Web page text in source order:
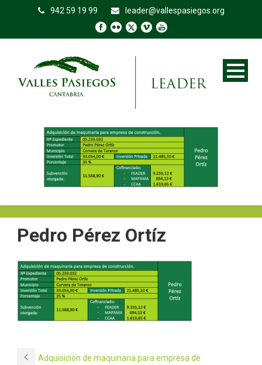
942 59 19 99 leader@vallespasiegos.org
Pedro Pérez Ortíz
Adquisición de maquinaria para empresa de